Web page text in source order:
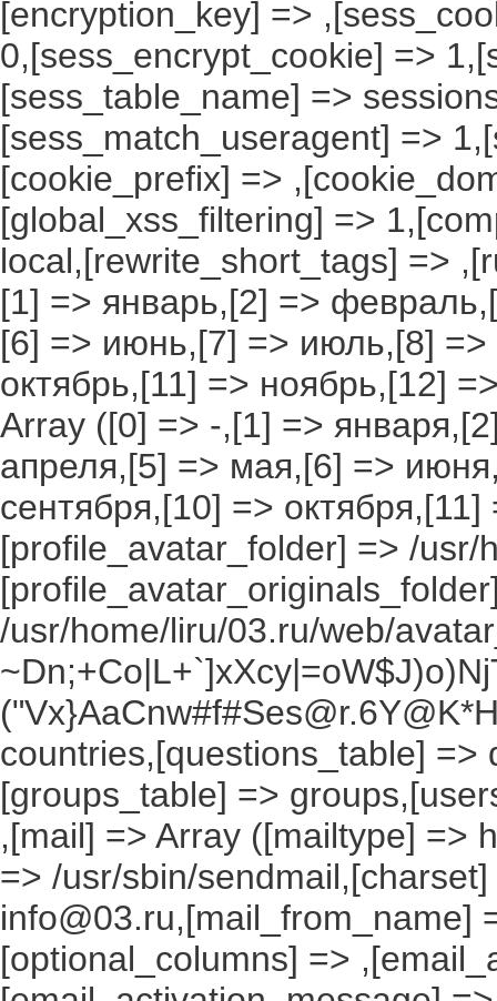
[encryption_key] =>
0,[sess_encrypt_cookie] =>
[sess_table_name] =>
[sess_match_useragent] =>
[cookie_prefix] =>
[global_xss_filtering] =>
local,[rewrite_short_tags] =>
[1] => январь,[2] =>
[6] => июнь,[7] => июль,[8] =>
октябрь,[11] => ноябрь,[12]
Array ([0] => -,[1] =>
апреля,[5] => мая,[6] =>
сентября,[10] =>
[profile_avatar_folder] => /
/usr/home/liru/03.ru/web/
countries,[questions_table]
[groups_table] =>
,[mail] => Array ([mailtype] =>
=> /usr/sbin/
info@03.ru,[mail_from_name]
[optional_columns] =>